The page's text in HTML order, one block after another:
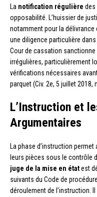
La notification régulière des
opposabilité. L’huissier de
notamment pour la délivrance
une diligence particulière
Cour de cassation
irrégulières, particulièrement
vérifications nécessaires
parquet (Civ. 2e, 5 juillet 2018,
L’Instruction et
Argumentaires
La phase d’instruction
leurs pièces sous le contrôle
juge de la mise en étatest
suivants du Code de
déroulement de l’instruction.